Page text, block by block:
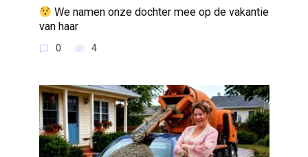
We namen onze dochter mee op de vakantie
van haar
0 4